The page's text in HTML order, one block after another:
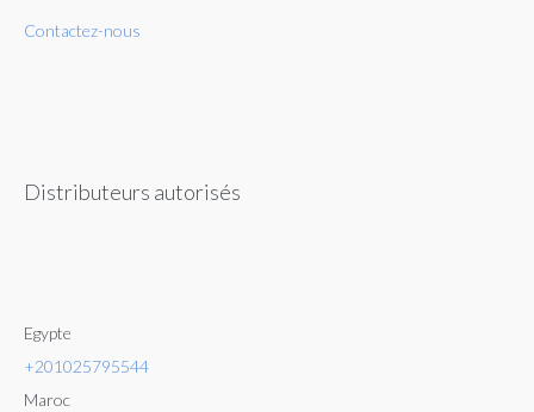
Contactez-nous
Distributeurs autorisés
Egypte
+201025795544
Maroc